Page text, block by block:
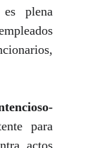
es plena
para
actos